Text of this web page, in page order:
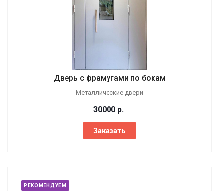
Дверь с фрамугами по бокам
Металлические двери
30000 р.
Заказать
РЕКОМЕНДУЕМ